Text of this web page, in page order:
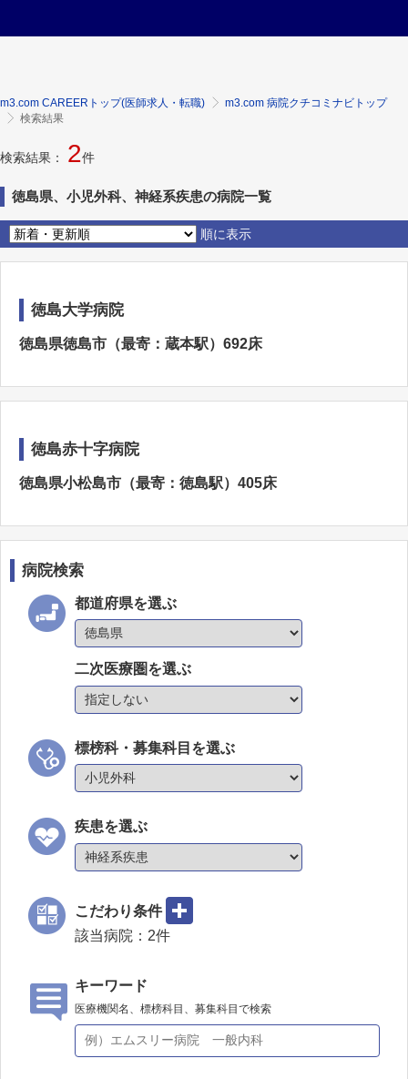
m3.com CAREERトップ(医師求人・転職)
m3.com 病院クチコミナビトップ
検索結果
検索結果： 2件
徳島県、小児外科、神経系疾患の病院一覧
順に表示
徳島大学病院
徳島県徳島市（最寄：蔵本駅）692床
徳島赤十字病院
徳島県小松島市（最寄：徳島駅）405床
病院検索
都道府県を選ぶ
二次医療圏を選ぶ
標榜科・募集科目を選ぶ
疾患を選ぶ
こだわり条件
該当病院： 2件
キーワード
医療機関名、標榜科目、募集科目で検索